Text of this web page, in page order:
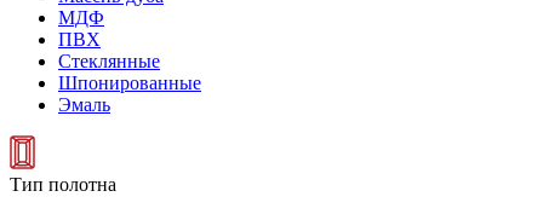
МДФ
ПВХ
Стеклянные
Шпонированные
Эмаль
Тип полотна